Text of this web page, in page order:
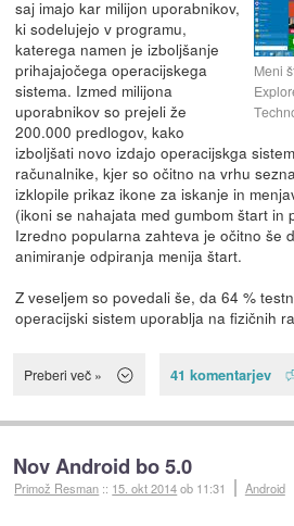
Meni
saj imajo kar milijon uporabnikov,
ki sodelujejo v programu,
katerega namen je izboljšanje
prihajajočega operacijskega
sistema. Izmed milijona
uporabnikov so prejeli že
200.000 predlogov, kako
izboljšati novo izdajo operacijskga
računalnike, kjer so očitno na vrhu
izklopile prikaz ikone za iskanje in
(ikoni se nahajata med gumbom štart in
Izredno popularna zahteva je očitno še
animiranje odpiranja menija štart.
Z veseljem so povedali še, da 64 %
operacijski sistem uporablja na fizičnih
Preberi več » 41 komentarjev
Nov Android bo 5.0
Primož Resman :: 15. okt 2014ob 11:31 Android